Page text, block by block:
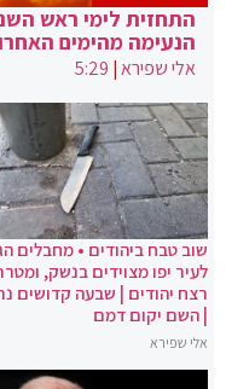
התחזית לימי ראש
הנעימה מהימים
אלי שפירא|
5:29
שוב טבח ביהודים • מחבלים
לעיר יפו מצוידים בנשק,
רצח יהודים | שבעה קדושים
| השם יקום דמם
אלי שפירא